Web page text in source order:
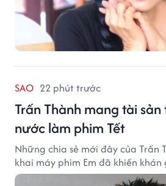
SAO 22 phút trước
Trấn Thành mang tài
nước làm phim Tết
Những chia sẻ mới đây của Trấn
khai máy phim Em đã khiến khán